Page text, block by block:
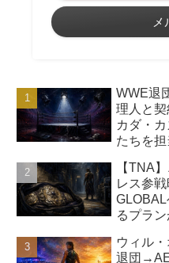
メ
WWE退
理人と
カダ・
たちを担
【TNA
レス参
るプラ
ウィル
退団